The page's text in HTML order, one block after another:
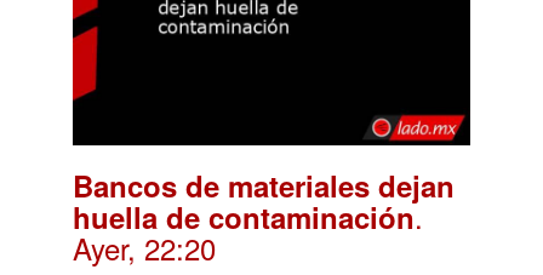
Bancos de materiales dejan
huella de contaminación.
Ayer, 22:20